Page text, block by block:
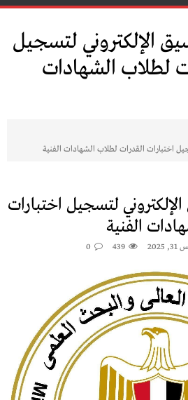
الإلكتروني لتسجيل
لطلاب الشهادات
اختبارات القدرات لطلاب الشهادات الفنية
لتسجيل اختبارات
الفنية
439
0